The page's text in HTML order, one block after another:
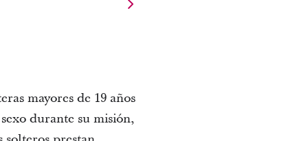
mayores de 19 años
durante su misión,